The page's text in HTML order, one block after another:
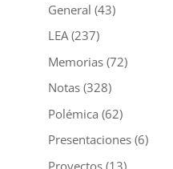
General (43)
LEA(237)
Memorias(72)
Notas(328)
Polémica (62)
Presentaciones(6)
Proyectos(13)